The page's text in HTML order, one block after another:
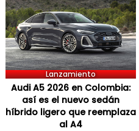
Lanzamiento
Audi A5 2026 en Colombia:
así es el nuevo sedán
híbrido ligero que reemplaza
al A4